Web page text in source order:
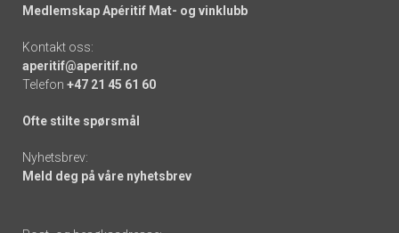
Medlemskap Apéritif Mat- og vinklubb
Kontakt oss:
aperitif@aperitif.no
Telefon +47 21 45 61 60
Ofte stilte spørsmål
Nyhetsbrev:
Meld deg på våre nyhetsbrev